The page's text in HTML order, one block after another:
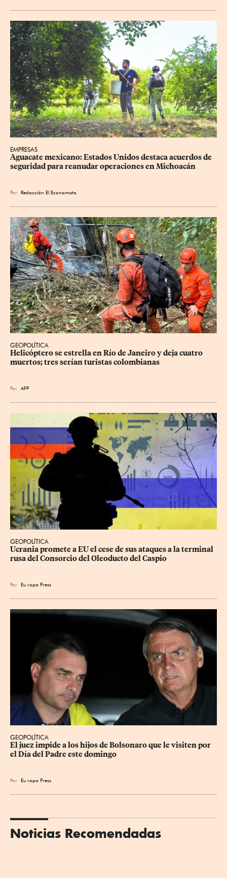
EMPRESAS
Aguacate mexicano: Estados Unidos destaca acuerdos de
seguridad para reanudar operaciones en Michoacán
Por Redacción El Economista
GEOPOLÍTICA
Helicóptero se estrella en Río de Janeiro y deja cuatro
muertos; tres serían turistas colombianas
Por AFP
GEOPOLÍTICA
Ucrania promete a EU el cese de sus ataques a la terminal
rusa del Consorcio del Oleoducto del Caspio
Por Eu ropa Press
GEOPOLÍTICA
El juez impide a los hijos de Bolsonaro que le visiten por
el Día del Padre este domingo
Por Eu ropa Press
Noticias Recomendadas